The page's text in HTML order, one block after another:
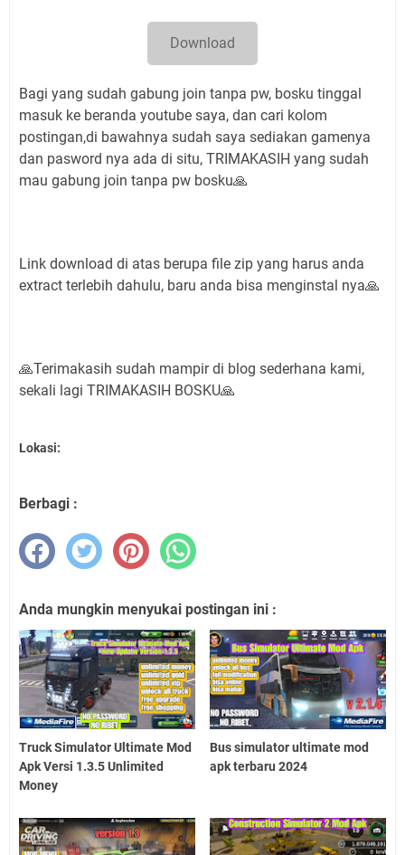
Download
Bagi yang sudah gabung join tanpa pw, bosku tinggal
masuk ke beranda youtube saya, dan cari kolom
postingan,di bawahnya sudah saya sediakan gamenya
dan pasword nya ada di situ, TRIMAKASIH yang sudah
mau gabung join tanpa pw bosku🙏
Link download di atas berupa file zip yang harus anda
extract terlebih dahulu, baru anda bisa menginstal nya🙏
🙏Terimakasih sudah mampir di blog sederhana kami,
sekali lagi TRIMAKASIH BOSKU🙏
Lokasi:
Berbagi :
Anda mungkin menyukai postingan ini :
Truck Simulator Ultimate Mod
Apk Versi 1.3.5 Unlimited
Money
Bus simulator ultimate mod
apk terbaru 2024